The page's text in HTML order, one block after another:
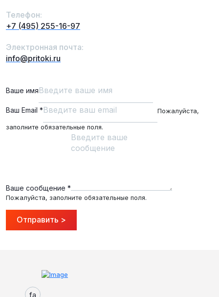
Телефон:
+7 (495) 255-16-97
Электронная почта:
info@pritoki.ru
Ваше имя
Ваш Email * Пожалуйста,
заполните обязательные поля.
Ваше сообщение *
Пожалуйста, заполните обязательные поля.
Отправить >
fa